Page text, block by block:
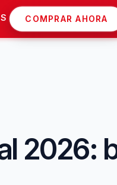
COMPRAR AHORA
2026: